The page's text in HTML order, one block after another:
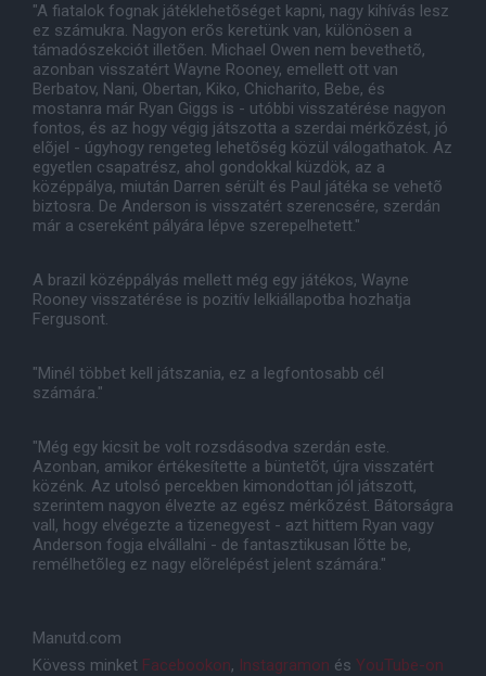
"A fiatalok fognak játéklehetõséget kapni, nagy kihívás lesz
ez számukra. Nagyon erõs keretünk van, különösen a
támadószekciót illetõen. Michael Owen nem bevethetõ,
azonban visszatért Wayne Rooney, emellett ott van
Berbatov, Nani, Obertan, Kiko, Chicharito, Bebe, és
mostanra már Ryan Giggs is - utóbbi visszatérése nagyon
fontos, és az hogy végig játszotta a szerdai mérkõzést, jó
elõjel - úgyhogy rengeteg lehetõség közül válogathatok. Az
egyetlen csapatrész, ahol gondokkal küzdök, az a
középpálya, miután Darren sérült és Paul játéka se vehetõ
biztosra. De Anderson is visszatért szerencsére, szerdán
már a csereként pályára lépve szerepelhetett."
A brazil középpályás mellett még egy játékos, Wayne
Rooney visszatérése is pozitív lelkiállapotba hozhatja
Fergusont.
"Minél többet kell játszania, ez a legfontosabb cél
számára."
"Még egy kicsit be volt rozsdásodva szerdán este.
Azonban, amikor értékesítette a büntetõt, újra visszatért
közénk. Az utolsó percekben kimondottan jól játszott,
szerintem nagyon élvezte az egész mérkõzést. Bátorságra
vall, hogy elvégezte a tizenegyest - azt hittem Ryan vagy
Anderson fogja elvállalni - de fantasztikusan lõtte be,
remélhetõleg ez nagy elõrelépést jelent számára."
Manutd.com
Kövess minket Facebookon, Instagramon és YouTube-on